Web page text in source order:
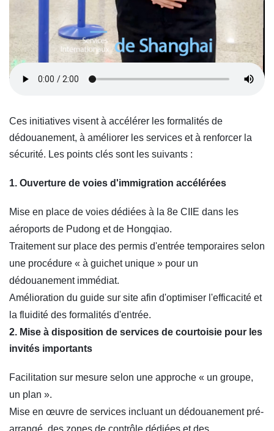
Ces initiatives visent à accélérer les formalités de
dédouanement, à améliorer les services et à renforcer la
sécurité. Les points clés sont les suivants :
1. Ouverture de voies d'immigration accélérées
Mise en place de voies dédiées à la 8e CIIE dans les
aéroports de Pudong et de Hongqiao.
Traitement sur place des permis d'entrée temporaires selon
une procédure « à guichet unique » pour un
dédouanement immédiat.
Amélioration du guide sur site afin d'optimiser l'efficacité et
la fluidité des formalités d'entrée.
2. Mise à disposition de services de courtoisie pour les
invités importants
Facilitation sur mesure selon une approche « un groupe,
un plan ».
Mise en œuvre de services incluant un dédouanement pré-